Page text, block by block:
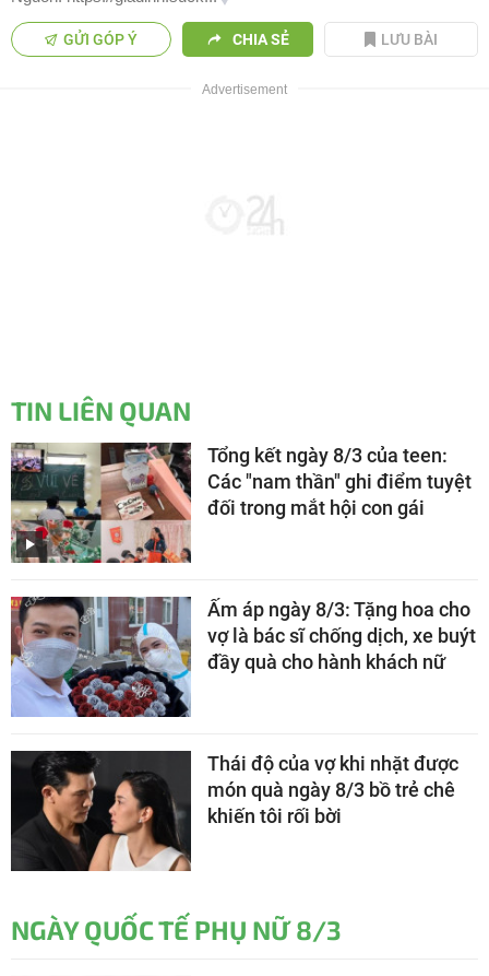
GỬI GÓP Ý CHIA SẺ LƯU BÀI
TIN LIÊN QUAN
Tổng kết ngày 8/3 của teen:
Các "nam thần" ghi điểm tuyệt
đối trong mắt hội con gái
Ấm áp ngày 8/3: Tặng hoa cho
vợ là bác sĩ chống dịch, xe buýt
đầy quà cho hành khách nữ
Thái độ của vợ khi nhặt được
món quà ngày 8/3 bồ trẻ chê
khiến tôi rối bời
NGÀY QUỐC TẾ PHỤ NỮ 8/3